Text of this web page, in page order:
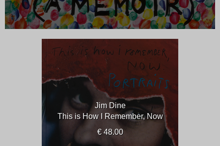
Jim Dine
This is How I Remember, Now
€ 48.00